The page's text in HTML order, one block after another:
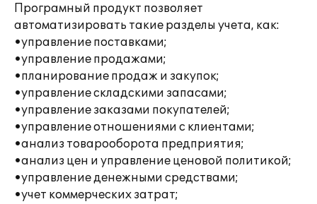
Програмный продукт позволяет
автоматизировать такие разделы учета, как:
•управление поставками;
•управление продажами;
•планирование продаж и закупок;
•управление складскими запасами;
•управление заказами покупателей;
•управление отношениями с клиентами;
•анализ товарооборота предприятия;
•анализ цен и управление ценовой политикой;
•управление денежными средствами;
•учет коммерческих затрат;